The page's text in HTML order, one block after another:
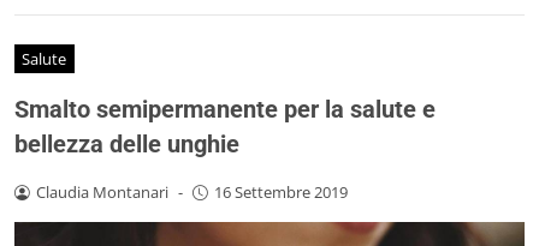
Salute
Smalto semipermanente per la salute e
bellezza delle unghie
Claudia Montanari - 16 Settembre 2019